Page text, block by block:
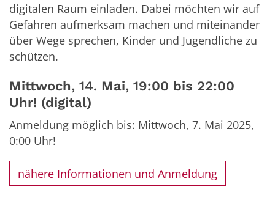
digitalen Raum einladen. Dabei möchten wir auf
Gefahren aufmerksam machen und miteinander
über Wege sprechen, Kinder und Jugendliche zu
schützen.
Mittwoch, 14. Mai, 19:00 bis 22:00
Uhr! (digital)
Anmeldung möglich bis: Mittwoch, 7. Mai 2025,
0:00 Uhr!
nähere Informationen und Anmeldung